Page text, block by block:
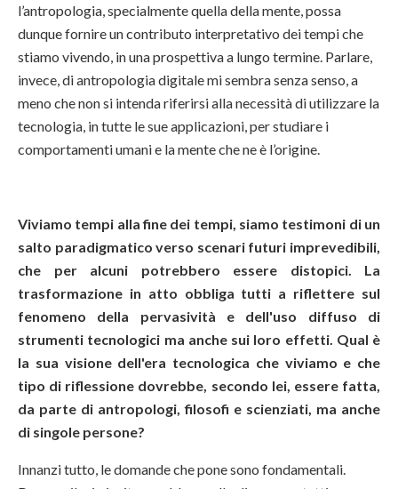
l’antropologia, specialmente quella della mente, possa
dunque fornire un contributo interpretativo dei tempi che
stiamo vivendo, in una prospettiva a lungo termine. Parlare,
invece, di antropologia digitale mi sembra senza senso, a
meno che non si intenda riferirsi alla necessità di utilizzare la
tecnologia, in tutte le sue applicazioni, per studiare i
comportamenti umani e la mente che ne è l’origine.
Viviamo tempi alla fine dei tempi, siamo testimoni di un
salto paradigmatico verso scenari futuri imprevedibili,
che per alcuni potrebbero essere distopici. La
trasformazione in atto obbliga tutti a riflettere sul
fenomeno della pervasività e dell'uso diffuso di
strumenti tecnologici ma anche sui loro effetti. Qual è
la sua visione dell'era tecnologica che viviamo e che
tipo di riflessione dovrebbe, secondo lei, essere fatta,
da parte di antropologi, filosofi e scienziati, ma anche
di singole persone?
Innanzi tutto, le domande che pone sono fondamentali.